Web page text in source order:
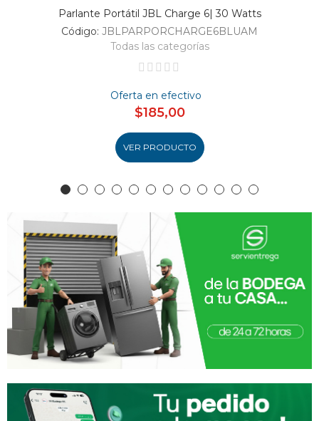
Parlante Portátil JBL Charge 6| 30 Watts
Código: JBLPARPORCHARGE6BLUAM
Todas las categorías
Oferta en efectivo
$185,00
VER PRODUCTO